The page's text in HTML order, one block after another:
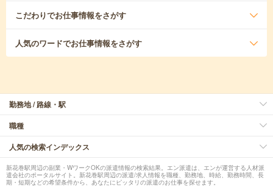
こだわりでお仕事情報をさがす
人気のワードでお仕事情報をさがす
勤務地 / 路線・駅
職種
人気の検索インデックス
新花巻駅周辺の副業・WワークOKの派遣情報の検索結果。エン派遣は、エンが運営する人材派
遣会社のポータルサイト。新花巻駅周辺の派遣/求人情報を職種、勤務地、時給、勤務時間、長
期・短期などの希望条件から、あなたにピッタリの派遣のお仕事を探せます。